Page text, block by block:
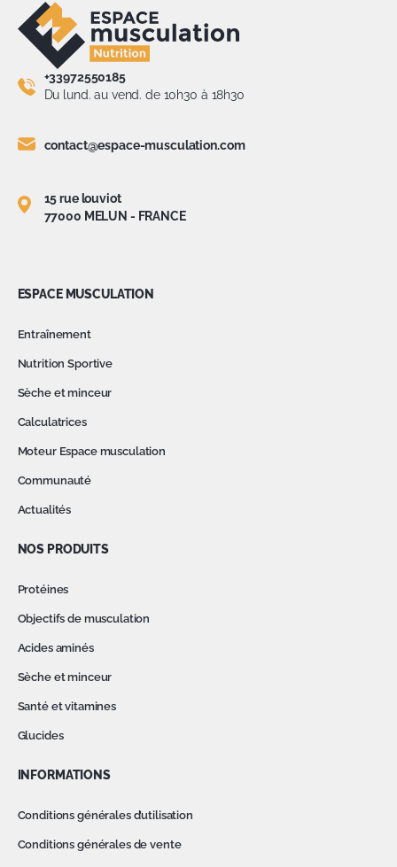
+33972550185
Du lund. au vend. de 10h30 à 18h30
contact@espace-musculation.com
15 rue louviot
77000 MELUN - FRANCE
ESPACE MUSCULATION
Entraînement
Nutrition Sportive
Sèche et minceur
Calculatrices
Moteur Espace musculation
Communauté
Actualités
NOS PRODUITS
Protéines
Objectifs de musculation
Acides aminés
Sèche et minceur
Santé et vitamines
Glucides
INFORMATIONS
Conditions générales d’utilisation
Conditions générales de vente